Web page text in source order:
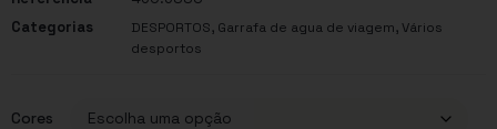
Categorias
DESPORTOS, Garrafa de agua de viagem,Vários
desportos
Cores